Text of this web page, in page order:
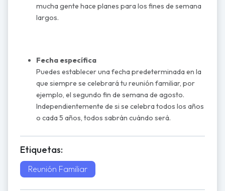
mucha gente hace planes para los fines de semana
largos.
Fecha específica
Puedes establecer una fecha predeterminada en la
que siempre se celebrará tu reunión familiar, por
ejemplo, el segundo fin de semana de agosto.
Independientemente de si se celebra todos los años
o cada 5 años, todos sabrán cuándo será.
Etiquetas:
Reunión Familiar